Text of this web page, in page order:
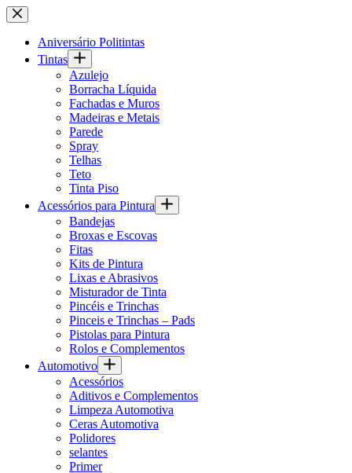
Pular
para
conteúdo
Aniversário Politintas
Tintas
Azulejo
Borracha Líquida
Fachadas e Muros
Madeiras e Metais
Parede
Spray
Telhas
Teto
Tinta Piso
Acessórios para Pintura
Bandejas
Broxas e Escovas
Fitas
Kits de Pintura
Lixas e Abrasivos
Misturador de Tinta
Pincéis e Trinchas
Pinceis e Trinchas – Pads
Pistolas para Pintura
Rolos e Complementos
Automotivo
Acessórios
Aditivos e Complementos
Limpeza Automotiva
Ceras Automotiva
Polidores
selantes
Primer